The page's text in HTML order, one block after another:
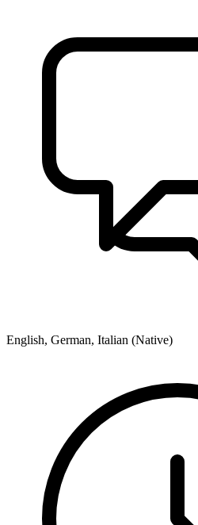
English, German, Italian (Native)